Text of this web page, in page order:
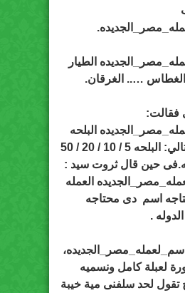
الطيار
….. الغرقان.
فقالت:
البلحه
ويكون فئاتها كالتالي: البلحه 5 / 10 / 20 / 50
/ 200 بلحه.فى حين قال ثروت سيد :
العمله
اسم دى محتاجه
.
لعبلة كامل ونسميه
تقول لحد سلفنى مية خيبة